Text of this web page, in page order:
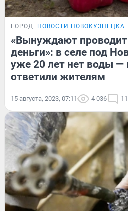
ГОРОД НОВОСТИ НОВОКУЗНЕЦКА
«Вынуждают
деньги»: в селе под
уже 20 лет нет воды —
ответили жителям
15 августа, 2023, 07:11 4 036 11